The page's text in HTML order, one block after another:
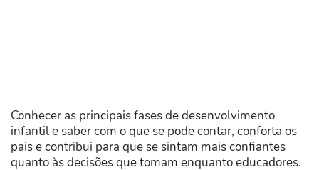
Conhecer as principais fases de desenvolvimento
infantil e saber com o que se pode contar, conforta os
pais e contribui para que se sintam mais confiantes
quanto às decisões que tomam enquanto educadores.